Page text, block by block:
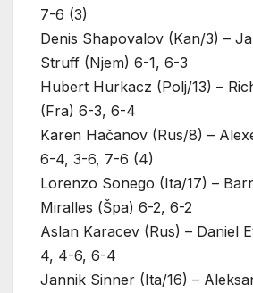
7-6 (3)
Denis Shapovalov (Kan/3) –
Struff (Njem) 6-1, 6-3
Hubert Hurkacz (Polj/13) –
(Fra) 6-3, 6-4
Karen Hačanov (Rus/8) –
6-4, 3-6, 7-6 (4)
Lorenzo Sonego (Ita/17) –
Miralles (Špa) 6-2, 6-2
Aslan Karacev (Rus) – Daniel
4, 4-6, 6-4
Jannik Sinner (Ita/16) –